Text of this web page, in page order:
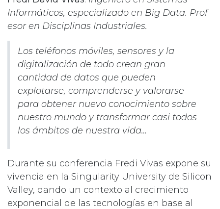
Informáticos, especializado en Big Data. Prof​
esor ​en Disciplinas Industriales​.
Los teléfonos móviles, sensores y la
digitalización de todo crean gran
cantidad de datos que pueden
explotarse, comprenderse y valorarse
para obtener nuevo conocimiento sobre
nuestro mundo y transformar casi todos
los ámbitos de nuestra vida…
Durante su conferencia Fredi Vivas expone su
vivencia en la Singularity University de Silicon
Valley, dando un contexto al crecimiento
exponencial de las tecnologías en base al